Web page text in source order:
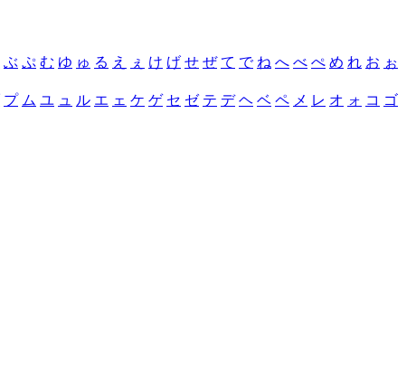
ぶ ぷ む ゆ ゅ る え ぇ け げ せ ぜ て で ね へ べ ぺ め れ お ぉ
プ ム ユ ュ ル エ ェ ケ ゲ セ ゼ テ デ ヘ ベ ペ メ レ オ ォ コ ゴ